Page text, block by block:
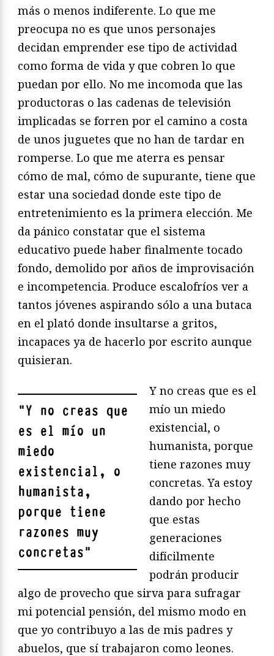
más o menos indiferente. Lo que me
preocupa no es que unos personajes
decidan emprender ese tipo de actividad
como forma de vida y que cobren lo que
puedan por ello. No me incomoda que las
productoras o las cadenas de televisión
implicadas se forren por el camino a costa
de unos juguetes que no han de tardar en
romperse. Lo que me aterra es pensar
cómo de mal, cómo de supurante, tiene que
estar una sociedad donde este tipo de
entretenimiento es la primera elección. Me
da pánico constatar que el sistema
educativo puede haber finalmente tocado
fondo, demolido por años de improvisación
e incompetencia. Produce escalofríos ver a
tantos jóvenes aspirando sólo a una butaca
en el plató donde insultarse a gritos,
incapaces ya de hacerlo por escrito aunque
quisieran.
"Y no creas que
es el mío un
miedo
existencial, o
humanista,
porque tiene
razones muy
concretas"
Y no creas que es el
mío un miedo
existencial, o
humanista, porque
tiene razones muy
concretas. Ya estoy
dando por hecho
que estas
generaciones
difícilmente
podrán producir
algo de provecho que sirva para sufragar
mi potencial pensión, del mismo modo en
que yo contribuyo a las de mis padres y
abuelos, que sí trabajaron como leones.